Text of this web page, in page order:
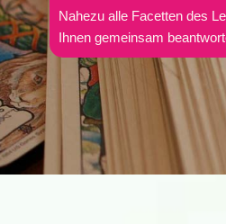
Nahezu alle Facetten des
Ihnen gemeinsam